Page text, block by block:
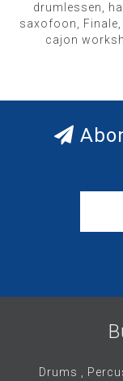
drumlessen,
saxofoon,
cajon
Drums ,